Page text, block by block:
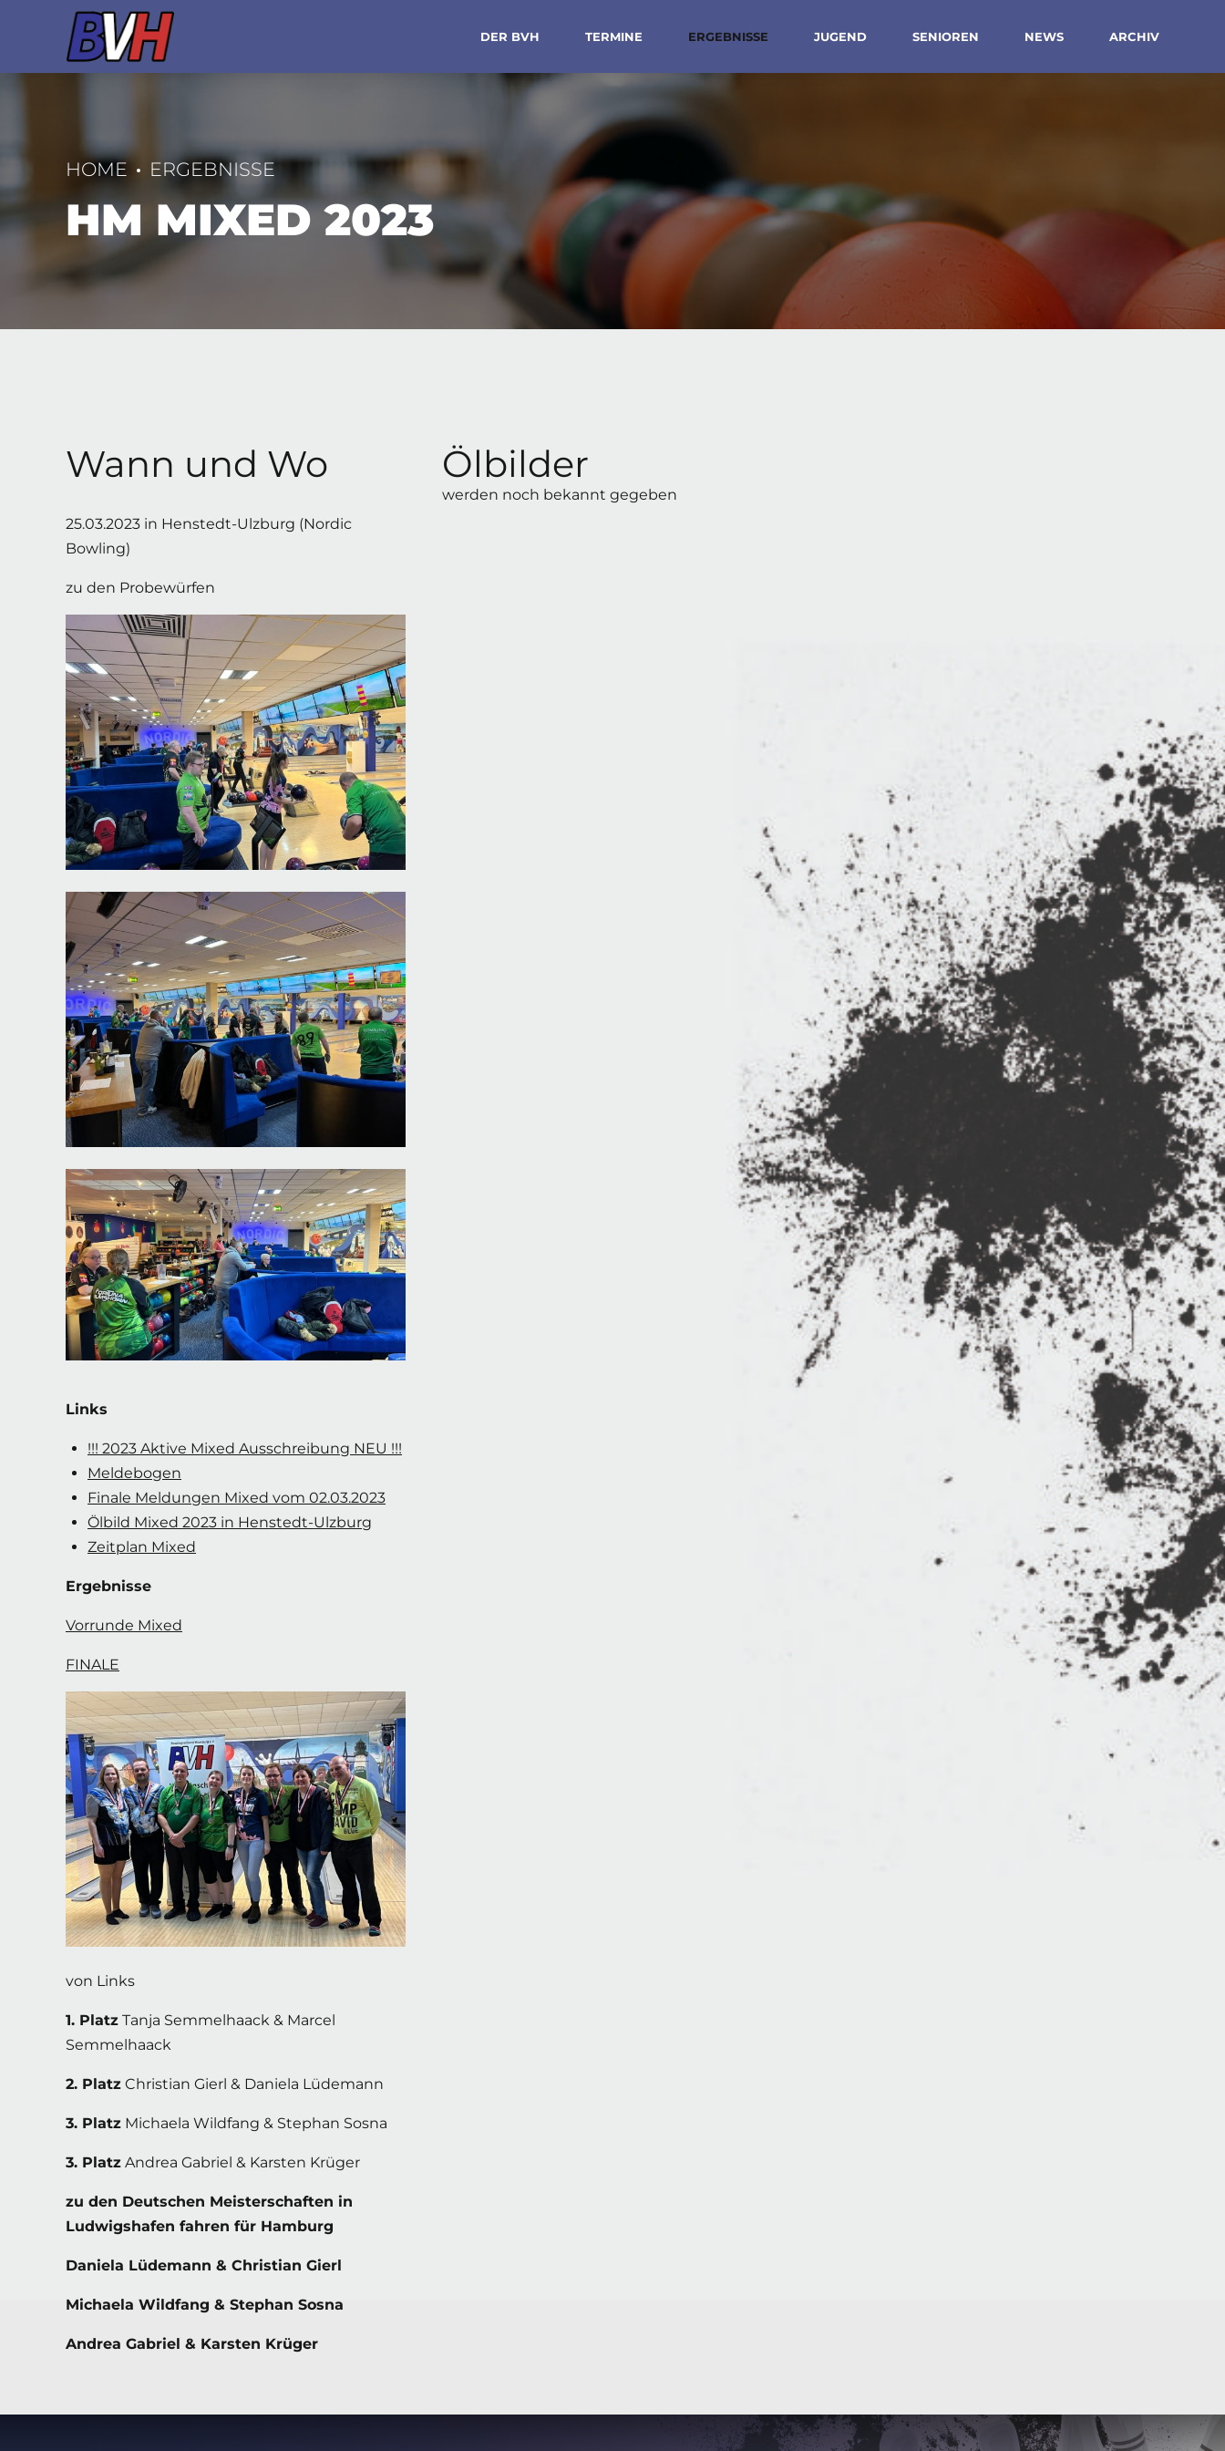
DER BVH TERMINE ERGEBNISSE JUGEND SENIOREN NEWS ARCHIV
HOME ERGEBNISSE
HM MIXED 2023
Wann und Wo
25.03.2023 in Henstedt-Ulzburg (Nordic
Bowling)
zu den Probewürfen
Links
!!! 2023 Aktive Mixed Ausschreibung NEU !!!
Meldebogen
Finale Meldungen Mixed vom 02.03.2023
Ölbild Mixed 2023 in Henstedt-Ulzburg
Zeitplan Mixed
Ergebnisse
Vorrunde Mixed
FINALE
von Links
1. Platz Tanja Semmelhaack & Marcel
Semmelhaack
2. Platz Christian Gierl & Daniela Lüdemann
3. Platz Michaela Wildfang & Stephan Sosna
3. Platz Andrea Gabriel & Karsten Krüger
zu den Deutschen Meisterschaften in
Ludwigshafen fahren für Hamburg
Daniela Lüdemann & Christian Gierl
Michaela Wildfang & Stephan Sosna
Andrea Gabriel & Karsten Krüger
Ölbilder
werden noch bekannt gegeben